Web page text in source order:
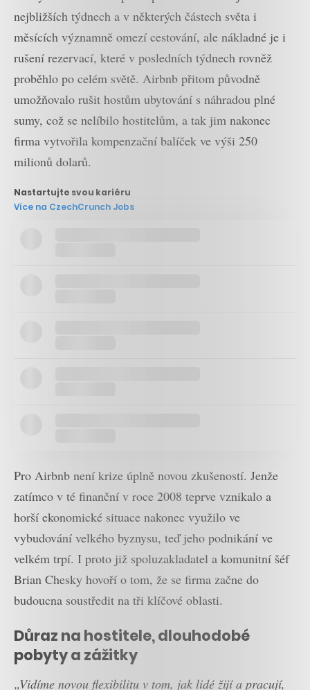
nejbližších týdnech a v některých částech světa i
měsících významně omezí cestování, ale nákladné je i
rušení rezervací, které v posledních týdnech rovněž
proběhlo po celém světě. Airbnb přitom původně
umožňovalo rušit hostům ubytování s náhradou plné
sumy, což se nelíbilo hostitelům, a tak jim nakonec
firma vytvořila kompenzační balíček ve výši 250
milionů dolarů.
Nastartujte svou kariéru
Více na CzechCrunch Jobs
Pro Airbnb není krize úplně novou zkušeností. Jenže
zatímco v té finanční v roce 2008 teprve vznikalo a
horší ekonomické situace nakonec využilo ve
vybudování velkého byznysu, teď jeho podnikání ve
velkém trpí. I proto již spoluzakladatel a komunitní šéf
Brian Chesky hovoří o tom, že se firma začne do
budoucna soustředit na tři klíčové oblasti.
Důraz na hostitele, dlouhodobé
pobyty a zážitky
„Vidíme novou flexibilitu v tom, jak lidé žijí a pracují,